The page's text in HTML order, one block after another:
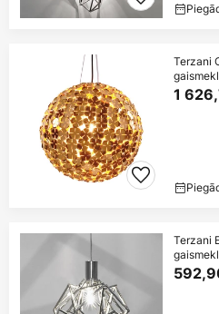
Terzani
1
Terzani